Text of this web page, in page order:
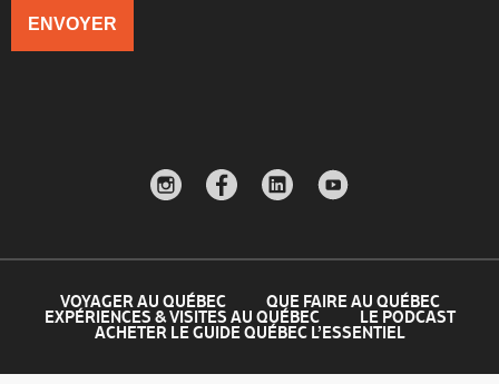
VOYAGER AU QUÉBEC
QUE FAIRE AU QUÉBEC
EXPÉRIENCES & VISITES AU QUÉBEC
LE PODCAST
ACHETER LE GUIDE QUÉBEC L’ESSENTIEL